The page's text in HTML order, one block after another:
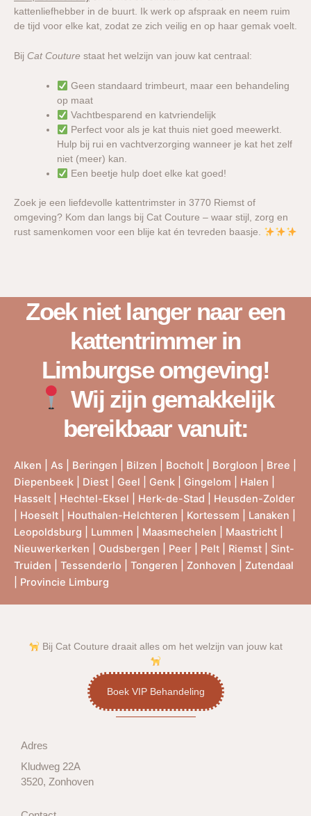
kattenliefhebber in de buurt. Ik werk op afspraak en neem ruim
de tijd voor elke kat, zodat ze zich veilig en op haar gemak voelt.
Bij Cat Couture staat het welzijn van jouw kat centraal:
Geen standaard trimbeurt, maar een behandeling
op maat
Vachtbesparend en katvriendelijk
Perfect voor als je kat thuis niet goed meewerkt.
Hulp bij rui en vachtverzorging wanneer je kat het zelf
niet (meer) kan.
Een beetje hulp doet elke kat goed!
Zoek je een liefdevolle kattentrimster in 3770 Riemst of
omgeving? Kom dan langs bij Cat Couture – waar stijl, zorg en
rust samenkomen voor een blije kat én tevreden baasje.
Zoek niet langer naar een
kattentrimmer in
Limburgse omgeving!
Wij zijn gemakkelijk
bereikbaar vanuit:
Alken As Beringen Bilzen Bocholt Borgloon Bree
Diepenbeek
Diest Geel Genk Gingelom Halen
Hasselt
Hechtel-Eksel Herk-de-Stad
Heusden-Zolder
Hoeselt Houthalen-Helchteren Kortessem Lanaken
Leopoldsburg
Lummen Maasmechelen Maastricht
Nieuwerkerken
Oudsbergen Peer Pelt Riemst
Sint-
Truiden
Tessenderlo Tongeren Zonhoven
Zutendaal
Provincie Limburg
Bij Cat Couture draait alles om het welzijn van jouw kat
Boek VIP Behandeling
Adres
Kludweg 22A
3520, Zonhoven